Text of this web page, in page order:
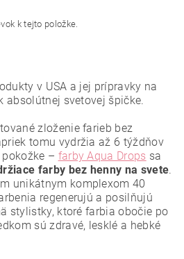
k tejto položke.
v USA a jej prípravky na
absolútnej svetovej špičke.
zloženie farieb bez
tomu vydržia až 6 týždňov
– farby Aqua Drops sa
farby bez henny na svete.
unikátnym komplexom 40
regenerujú a posilňujú
stylistky, ktoré farbia obočie po
sú zdravé, lesklé a hebké